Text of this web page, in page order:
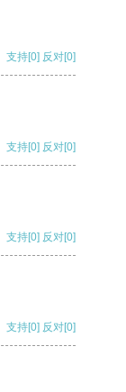
支持[0] 反对[0]
支持[0] 反对[0]
支持[0] 反对[0]
支持[0] 反对[0]